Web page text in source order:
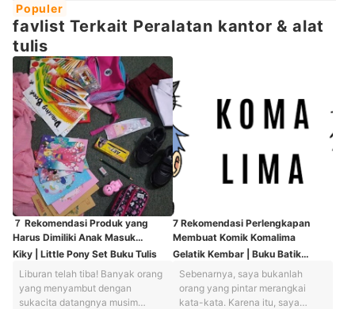
Populer
favlist Terkait Peralatan kantor & alat
tulis
７ Rekomendasi Produk yang
Harus Dimiliki Anak Masuk
Sekolah Dasar
Kiky | Little Pony Set Buku Tulis
Liburan telah tiba! Banyak orang
yang menyambut dengan
sukacita datangnya musim
7 Rekomendasi Perlengkapan
Membuat Komik Komalima
Gelatik Kembar | Buku Batik
Sebenarnya, saya bukanlah
orang yang pintar merangkai
kata-kata. Karena itu, saya